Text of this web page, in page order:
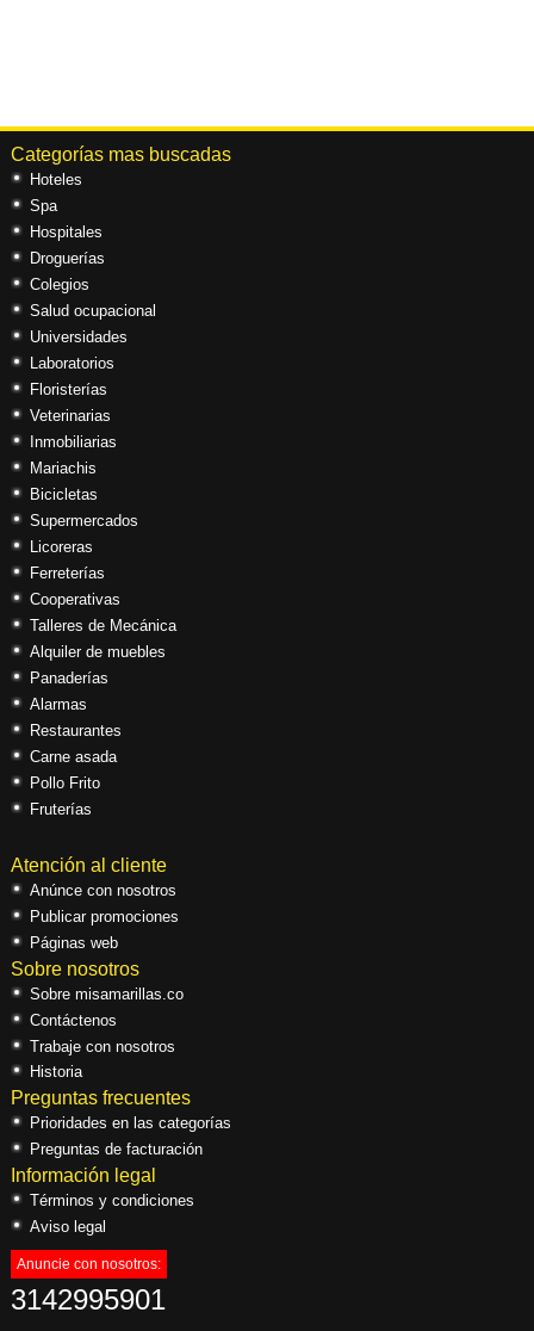
Categorías mas buscadas
Hoteles
Spa
Hospitales
Droguerías
Colegios
Salud ocupacional
Universidades
Laboratorios
Floristerías
Veterinarias
Inmobiliarias
Mariachis
Bicicletas
Supermercados
Licoreras
Ferreterías
Cooperativas
Talleres de Mecánica
Alquiler de muebles
Panaderías
Alarmas
Restaurantes
Carne asada
Pollo Frito
Fruterías
Atención al cliente
Anúnce con nosotros
Publicar promociones
Páginas web
Sobre nosotros
Sobre misamarillas.co
Contáctenos
Trabaje con nosotros
Historia
Preguntas frecuentes
Prioridades en las categorías
Preguntas de facturación
Información legal
Términos y condiciones
Aviso legal
Anuncie con nosotros:
3142995901